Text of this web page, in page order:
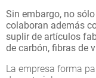
Sin embargo, no
colaboran además
suplir de artículos
de carbón, fibras de
La empresa forma